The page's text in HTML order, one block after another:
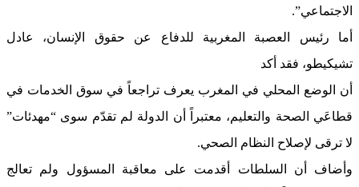
الاجتماعي”.
أما رئيس العصبة المغربية للدفاع عن حقوق الإنسان، عادل
تشيكيطو، فقد أكد
أن الوضع المحلي في المغرب يعرف تراجعاً في سوق الخدمات في
قطاعَي الصحة والتعليم، معتبراً أن الدولة لم تقدّم سوى “مهدئات”
لا ترقى لإصلاح النظام الصحي.
وأضاف أن السلطات أقدمت على معاقبة المسؤول ولم تعالج